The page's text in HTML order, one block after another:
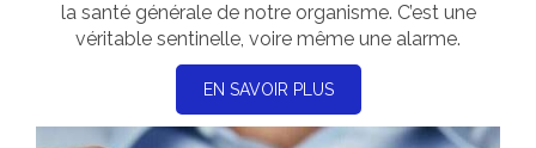
la santé générale de notre organisme. C’est une
véritable sentinelle, voire même une alarme.
EN SAVOIR PLUS